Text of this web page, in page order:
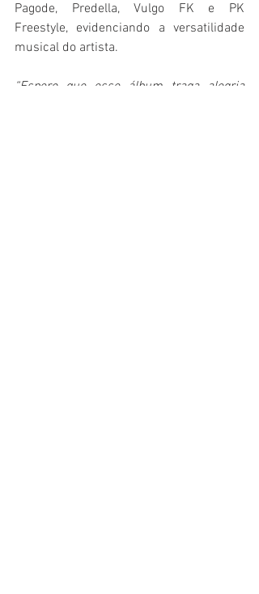
Pagode, Predella, Vulgo FK e PK
Freestyle, evidenciando a versatilidade
musical do artista.
“Espero que esse álbum traga alegria